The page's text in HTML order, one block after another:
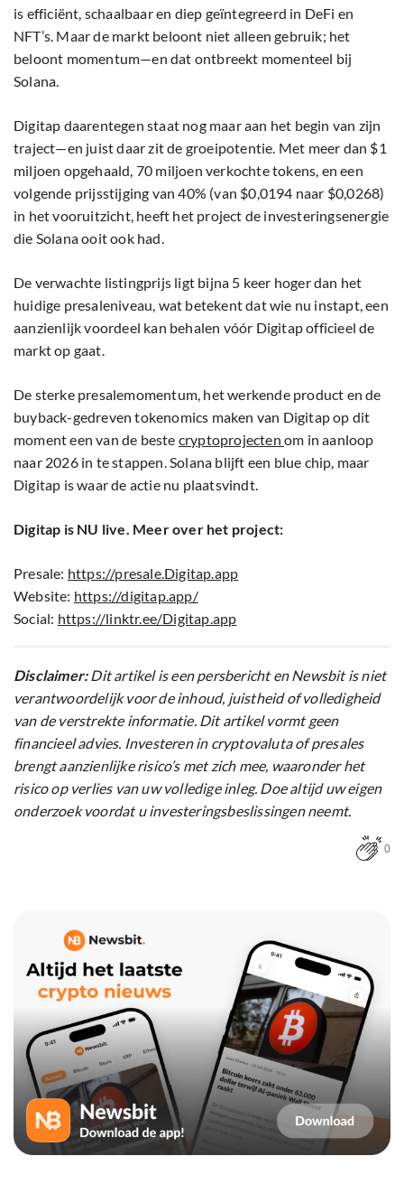
is efficiënt, schaalbaar en diep geïntegreerd in DeFi en
NFT’s. Maar de markt beloont niet alleen gebruik; het
beloont momentum—en dat ontbreekt momenteel bij
Solana.
Digitap daarentegen staat nog maar aan het begin van zijn
traject—en juist daar zit de groeipotentie. Met meer dan $1
miljoen opgehaald, 70 miljoen verkochte tokens, en een
volgende prijsstijging van 40% (van $0,0194 naar $0,0268)
in het vooruitzicht, heeft het project de investeringsenergie
die Solana ooit ook had.
De verwachte listingprijs ligt bijna 5 keer hoger dan het
huidige presaleniveau, wat betekent dat wie nu instapt, een
aanzienlijk voordeel kan behalen vóór Digitap officieel de
markt op gaat.
De sterke presalemomentum, het werkende product en de
buyback-gedreven tokenomics maken van Digitap op dit
moment een van de beste cryptoprojectenom in aanloop
naar 2026 in te stappen. Solana blijft een blue chip, maar
Digitap is waar de actie nu plaatsvindt.
Digitap is NU live. Meer over het project:
Presale: https://presale.Digitap.app
Website: https://digitap.app/
Social: https://linktr.ee/Digitap.app
Disclaimer:Dit artikel is een persbericht en Newsbit is niet
verantwoordelijk voor de inhoud, juistheid of volledigheid
van de verstrekte informatie. Dit artikel vormt geen
financieel advies. Investeren in cryptovaluta of presales
brengt aanzienlijke risico’s met zich mee, waaronder het
risico op verlies van uw volledige inleg. Doe altijd uw eigen
onderzoek voordat u investeringsbeslissingen neemt.
0